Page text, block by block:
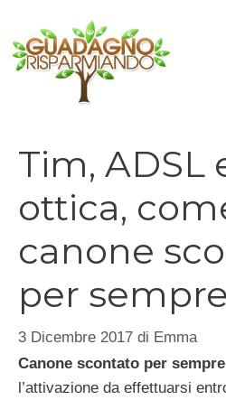
contenuto
Tim, ADSL
ottica,
canone
per sempre
3 Dicembre 2017 di Emma
Canone scontato per
l’attivazione da effettuarsi